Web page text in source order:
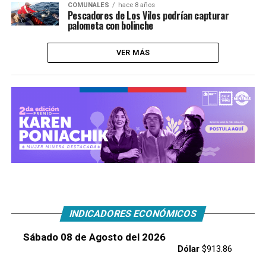
COMUNALES hace 8 años
Pescadores de Los Vilos podrían capturar
palometa con bolinche
VER MÁS
INDICADORES ECONÓMICOS
Sábado 08 de Agosto del 2026
Dólar$913.86